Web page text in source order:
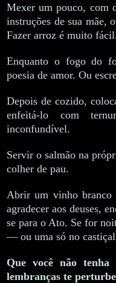
Mexer um pouco, com
instruções de sua mãe,
Fazer arroz é muito
Enquanto o fogo do
poesia de amor. Ou
Depois de cozido,
enfeitá-lo com
inconfundível.
Servir o salmão na
colher de pau.
Abrir um vinho
agradecer aos deuses,
se para o Ato. Se for
— ou uma só no
Que você não tenha
lembranças te